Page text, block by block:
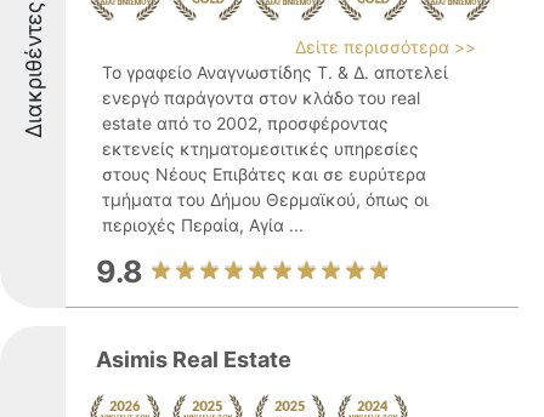
Διακριθέντες
Δείτε περισσότερα >>
Το γραφείο Αναγνωστίδης Τ. & Δ. αποτελεί
ενεργό παράγοντα στον κλάδο του real
estate από το 2002, προσφέροντας
εκτενείς κτηματομεσιτικές υπηρεσίες
στους Νέους Επιβάτες και σε ευρύτερα
τμήματα του Δήμου Θερμαϊκού, όπως οι
περιοχές Περαία, Αγία ...
9.8
Asimis Real Estate